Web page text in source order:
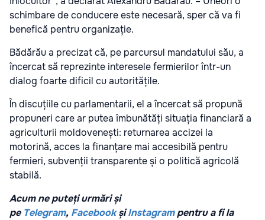
schimbare de conducere este necesară, sper că va fi
benefică pentru organizație.
Bădărău a precizat că, pe parcursul mandatului său, a
încercat să reprezinte interesele fermierilor într-un
dialog foarte dificil cu autoritățile.
În discuțiile cu parlamentarii, el a încercat să propună
propuneri care ar putea îmbunătăți situația financiară a
agriculturii moldovenești: returnarea accizei la
motorină, acces la finanțare mai accesibilă pentru
fermieri, subvenții transparente și o politică agricolă
stabilă.
Acum ne puteți urmări și
pe Telegram, Facebook șiInstagrampentru a fi la